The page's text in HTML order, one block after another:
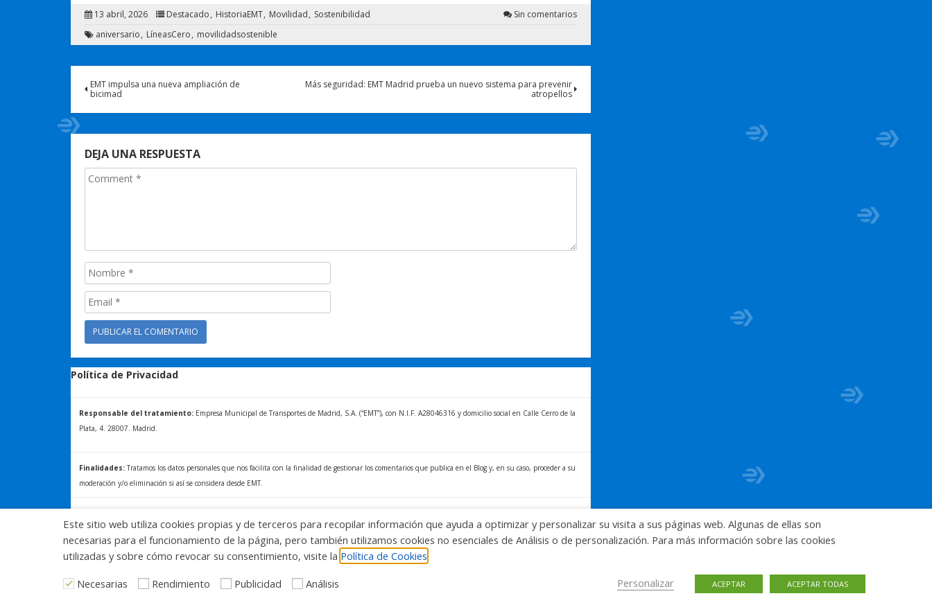
13 abril, 2026 Destacado HistoriaEMT Movilidad Sostenibilidad
Sin comentarios
aniversario
LíneasCero movilidadsostenible
EMT impulsa una nueva ampliación de
bicimad
Más seguridad: EMT Madrid prueba un nuevo sistema para prevenir
atropellos
DEJA UNA RESPUESTA
Política de Privacidad
Responsable del tratamiento:Empresa Municipal de Transportes de Madrid, S.A. (“EMT”), con N.I.F. A28046316 y domicilio social en Calle Cerro de la
Plata, 4. 28007. Madrid.
Finalidades:Tratamos los datos personales que nos facilita con la finalidad de gestionar los comentarios que publica en el Blog y, en su caso, proceder a su
moderación y/o eliminación si así se considera desde EMT.
acceder, a rectificar y a solicitar la supresión de sus datos. Para más información sobre el tratamiento de sus datos y la forma en que puede ejercer sus
derechos, consulte la Política de Privacidad de Blog EMT, disponible en: blog.emtmadrid.es/politica-de-privacidad
Este sitio web utiliza cookies propias y de terceros para recopilar información que ayuda a optimizar y personalizar su visita a sus páginas web. Algunas de ellas son
necesarias para el funcionamiento de la página, pero también utilizamos cookies no esenciales de Análisis o de personalización. Para más información sobre las cookies
utilizadas y sobre cómo revocar su consentimiento, visite la Política de Cookies
Necesarias
Rendimiento Publicidad Análisis Personalizar ACEPTAR ACEPTAR TODAS